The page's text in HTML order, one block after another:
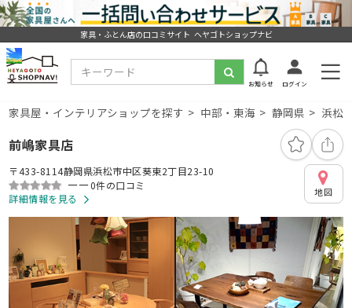
家具・ふとん店の口コミサイト ヘヤゴトショップナビ
お知らせ ログイン
家具屋・インテリアショップを探す 中部・東海 静岡県 浜松
前嶋家具店
〒433-8114静岡県浜松市中区葵東2丁目23-10
ーー0件の口コミ
詳細情報を見る
地図